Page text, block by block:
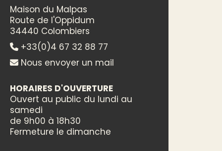
Maison du Malpas
Route de l'Oppidum
34440 Colombiers
+33(0)4 67 32 88 77
Nous envoyer un mail
HORAIRES D'OUVERTURE
Ouvert au public du lundi au
samedi
de 9h00 à 18h30
Fermeture le dimanche